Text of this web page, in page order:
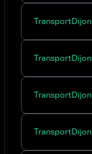
TransportDijon
TransportDijon
TransportDijon
TransportDijon